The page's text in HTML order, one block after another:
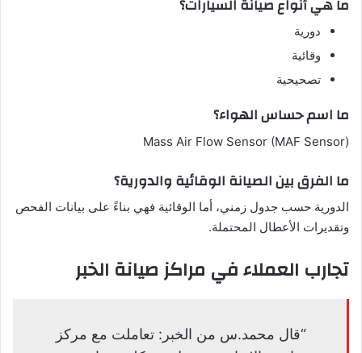
دورية
وقائية
تصحيحية
ما اسم حساس الهواء؟
Mass Air Flow Sensor (MAF Sensor)
ما الفرق بين الصيانة الوقائية والدورية؟
الدورية حسب جدول زمني، أما الوقائية فهي بناءً على بيانات الفحص
وتقديرات الأعطال المحتملة.
تجارب العملاء في مراكز صيانة الخبر
“قال محمد.س من الخبر: تعاملت مع مركز